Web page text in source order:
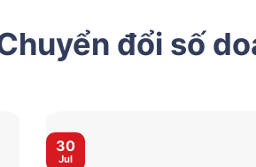
đổi số
30
Jul